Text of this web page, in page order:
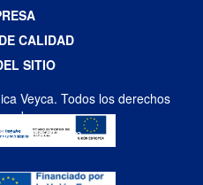
CALIDAD
SITIO
Veyca. Todos los derechos
Difadi.com